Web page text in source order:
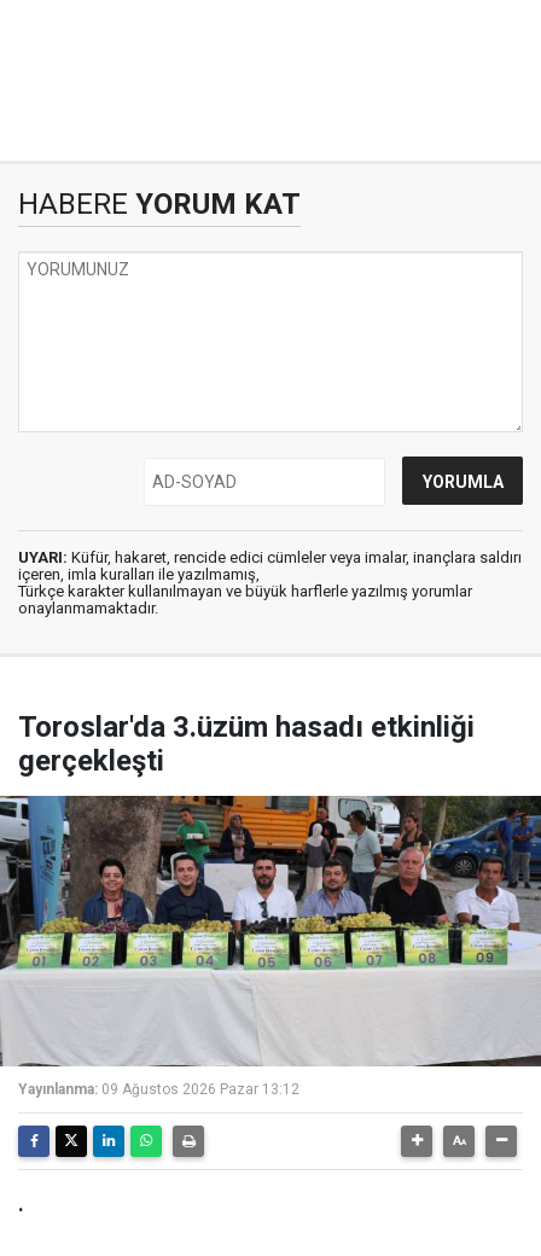
HABERE YORUM KAT
UYARI: Küfür, hakaret, rencide edici cümleler veya imalar, inançlara saldırı
içeren, imla kuralları ile yazılmamış,
Türkçe karakter kullanılmayan ve büyük harflerle yazılmış yorumlar
onaylanmamaktadır.
Toroslar'da 3.üzüm hasadı etkinliği
gerçekleşti
Yayınlanma: 09 Ağustos 2026 Pazar 13:12
.